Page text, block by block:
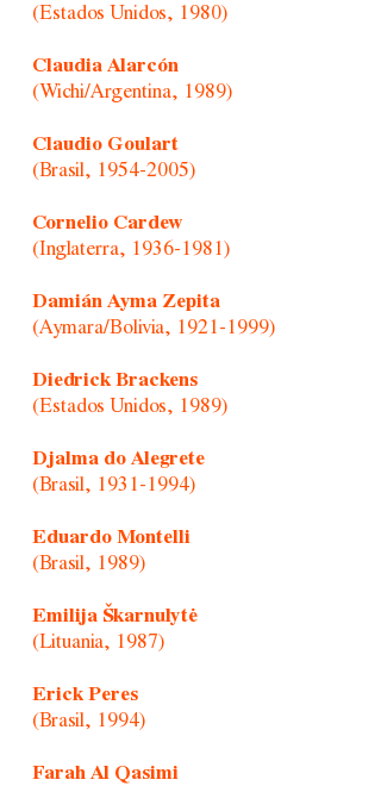
(Estados Unidos, 1980)
Claudia Alarcón
(Wichi/Argentina, 1989)
Claudio Goulart
(Brasil, 1954-2005)
Cornelio Cardew
(Inglaterra, 1936-1981)
Damián Ayma Zepita
(Aymara/Bolivia, 1921-1999)
Diedrick Brackens
(Estados Unidos, 1989)
Djalma do Alegrete
(Brasil, 1931-1994)
Eduardo Montelli
(Brasil, 1989)
Emilija Škarnulytė
(Lituania, 1987)
Erick Peres
(Brasil, 1994)
Farah Al Qasimi